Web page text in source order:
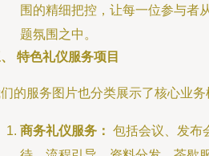
围的精细把控，让每一位参与者
题氛围之中。
特色礼仪服务项目
的服务图片也分类展示了核心业务
商务礼仪服务： 包括会议、发布